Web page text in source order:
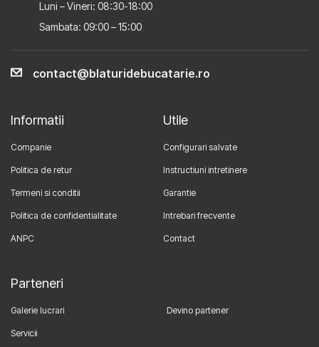
Luni – Vineri: 08:30-18:00
Sambata: 09:00 – 15:00
contact@blaturidebucatarie.ro
Informatii
Companie
Politica de retur
Termeni si conditii
Politica de confidentialitate
ANPC
Utile
Configurari salvate
Instructiuni intretinere
Garantie
Intrebari frecvente
Contact
Parteneri
Galerie lucrari Devino partener
Servicii